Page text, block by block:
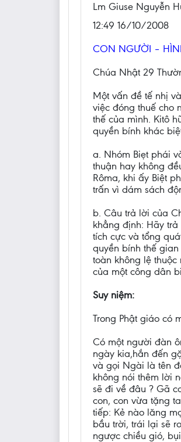
Lm Giuse Nguyễn
12:49 16/10/2008
CON NGƯỜI –
Chúa Nhật 29
Một vấn đề tế nhị
việc đóng thuế cho
thế của mình. Kitô
quyền bính khác
a. Nhóm Biẹt phái
thuận hay không
Rôma, khi ấy Biệt
trấn vì dám sách
b. Câu trả lời của
khẳng định: Hãy
tích cực và tổng
quyền bính thế
toàn không lệ
của một công dân
Suy niệm:
Trong Phật giáo có
Có một người đàn
ngày kia,hắn đến
và gọi Ngài là tên
không nói thêm lời
sẽ đi về đâu ? Gã
con, con vừa tặng
tiếp: Kẻ nào lăng
bầu trời, trái lại sẽ
ngược chiều gió,